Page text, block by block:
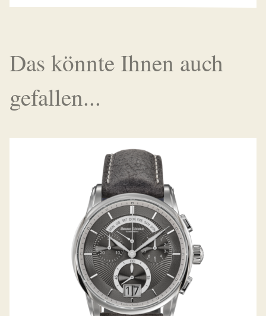
Das könnte Ihnen auch
gefallen...
GRANDIOSO